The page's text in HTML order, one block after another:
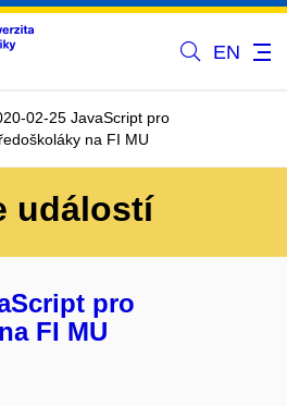
EN
02-25 JavaScript pro
na FI MU
událostí
pro
FI MU